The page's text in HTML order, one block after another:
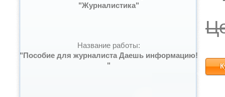
"Журналистика"
Название работы:
"Пособие для журналиста Даешь информацию!
"